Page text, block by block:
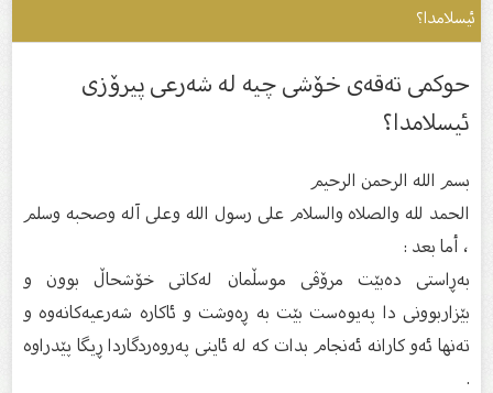
ئیسلامدا؟
حوکمى تەقەى خۆشی چیە لە شەرعى پیرۆزى
ئیسلامدا؟
بسم الله الرحمن الرحيم
الحمد لله والصلاە والسلام على رسول الله وعلى آله وصحبه وسلم
، أما بعد :
بەڕاستی دەبێت مرۆڤی موسڵمان لەکاتی خۆشحاڵ بوون و
بێزاربوونی دا پەیوەست بێت بە ڕەوشت و ئاکارە شەرعیەکانەوە و
تەنها ئەو کارانە ئەنجام بدات کە لە ئاینی پەروەردگاردا ڕیگا پێدراوە